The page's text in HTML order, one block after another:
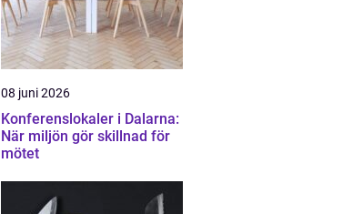
08 juni 2026
Konferenslokaler i Dalarna:
När miljön gör skillnad för
mötet